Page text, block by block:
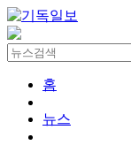
홈
뉴스